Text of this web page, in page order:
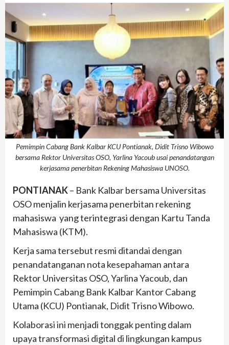
Pemimpin Cabang Bank Kalbar KCU Pontianak, Didit Trisno Wibowo
bersama Rektor Universitas OSO, Yarlina Yacoub usai penandatangan
kerjasama penerbitan Rekening Mahasiswa UNOSO.
PONTIANAK– Bank Kalbar bersama Universitas
OSO menjalin kerjasama penerbitan rekening
mahasiswa yang terintegrasi dengan Kartu Tanda
Mahasiswa (KTM).
Kerja sama tersebut resmi ditandai dengan
penandatanganan nota kesepahaman antara
Rektor Universitas OSO, Yarlina Yacoub, dan
Pemimpin Cabang Bank Kalbar Kantor Cabang
Utama (KCU) Pontianak, Didit Trisno Wibowo.
Kolaborasi ini menjadi tonggak penting dalam
upaya transformasi digital di lingkungan kampus